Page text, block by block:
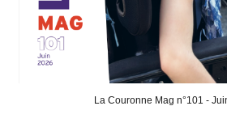
La Couronne Mag n°101 -